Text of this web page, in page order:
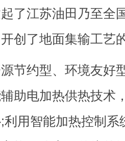
了江苏油田乃至全
创了地面集输工艺
约型、环境友好
助电加热供热技术
利用智能加热控制